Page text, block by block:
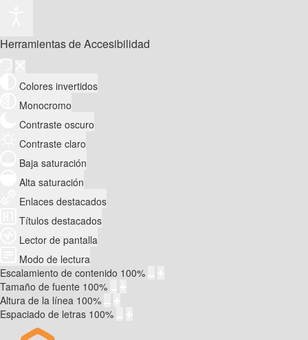
Herramientas de Accesibilidad
Colores invertidos
Monocromo
Contraste oscuro
Contraste claro
Baja saturación
Alta saturación
Enlaces destacados
Títulos destacados
Lector de pantalla
Modo de lectura
Escalamiento de contenido 100%
Tamaño de fuente 100%
Altura de la línea 100%
Espaciado de letras 100%